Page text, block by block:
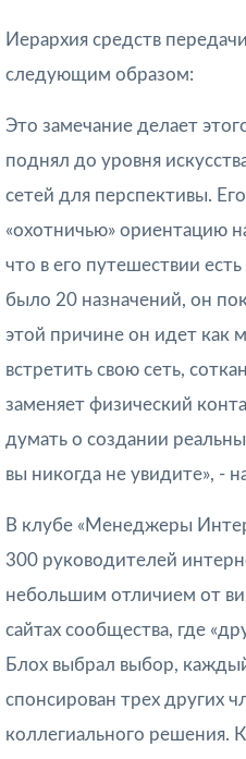
Иерархия средств
следующим образом:
Это замечание делает
поднял до уровня
сетей для перспективы.
«охотничью» ориентацию
что в его путешествии
было 20 назначений, он
этой причине он идет как
встретить свою сеть,
заменяет физический
думать о создании
вы никогда не увидите», -
В клубе «Менеджеры
300 руководителей
небольшим отличием от
сайтах сообщества, где
Блох выбрал выбор,
спонсирован трех других
коллегиального решения.